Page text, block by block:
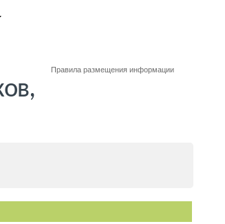
Правила размещения информации